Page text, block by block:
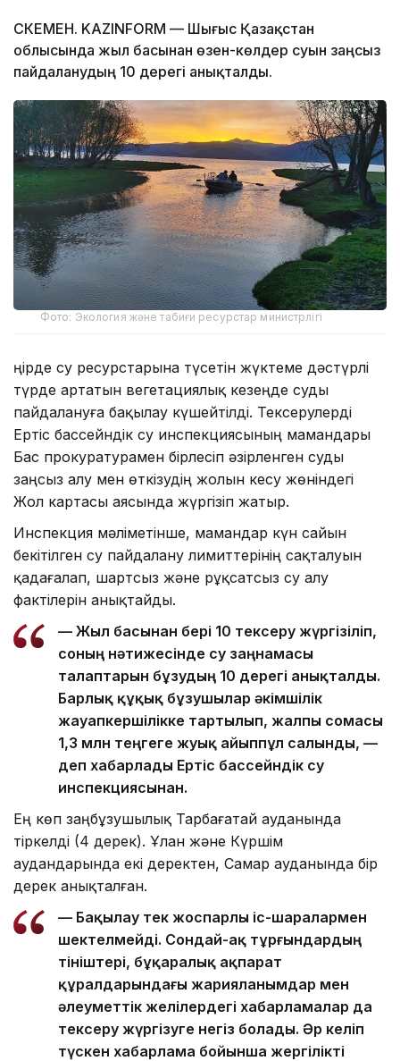
ӨСКЕМЕН. KAZINFORM — Шығыс Қазақстан
облысында жыл басынан өзен-көлдер суын заңсыз
пайдаланудың 10 дерегі анықталды.
Фото: Экология және табиғи ресурстар министрлігі
Өңірде су ресурстарына түсетін жүктеме дәстүрлі
түрде артатын вегетациялық кезеңде суды
пайдалануға бақылау күшейтілді. Тексерулерді
Ертіс бассейндік су инспекциясының мамандары
Бас прокуратурамен бірлесіп әзірленген суды
заңсыз алу мен өткізудің жолын кесу жөніндегі
Жол картасы аясында жүргізіп жатыр.
Инспекция мәліметінше, мамандар күн сайын
бекітілген су пайдалану лимиттерінің сақталуын
қадағалап, шартсыз және рұқсатсыз су алу
фактілерін анықтайды.
— Жыл басынан бері 10 тексеру жүргізіліп,
соның нәтижесінде су заңнамасы
талаптарын бұзудың 10 дерегі анықталды.
Барлық құқық бұзушылар әкімшілік
жауапкершілікке тартылып, жалпы сомасы
1,3 млн теңгеге жуық айыппұл салынды, —
деп хабарлады Ертіс бассейндік су
инспекциясынан.
Ең көп заңбұзушылық Тарбағатай ауданында
тіркелді (4 дерек). Ұлан және Күршім
аудандарында екі деректен, Самар ауданында бір
дерек анықталған.
— Бақылау тек жоспарлы іс-шаралармен
шектелмейді. Сондай-ақ тұрғындардың
өтініштері, бұқаралық ақпарат
құралдарындағы жарияланымдар мен
әлеуметтік желілердегі хабарламалар да
тексеру жүргізуге негіз болады. Әр келіп
түскен хабарлама бойынша жергілікті